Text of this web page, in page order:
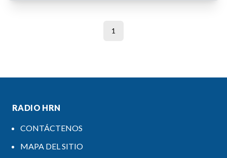
1
RADIO HRN
CONTÁCTENOS
MAPA DEL SITIO